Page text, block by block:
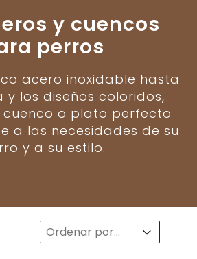
y cuencos
perros
acero inoxidable hasta
y los diseños coloridos,
cuenco o plato perfecto
a las necesidades de su
y a su estilo.
Sort
Sort content
Sort content